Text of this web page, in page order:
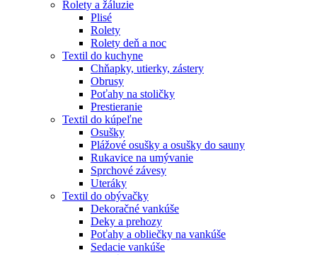
Rolety a žáluzie
Plisé
Rolety
Rolety deň a noc
Textil do kuchyne
Chňapky, utierky, zástery
Obrusy
Poťahy na stoličky
Prestieranie
Textil do kúpeľne
Osušky
Plážové osušky a osušky do sauny
Rukavice na umývanie
Sprchové závesy
Uteráky
Textil do obývačky
Dekoračné vankúše
Deky a prehozy
Poťahy a obliečky na vankúše
Sedacie vankúše